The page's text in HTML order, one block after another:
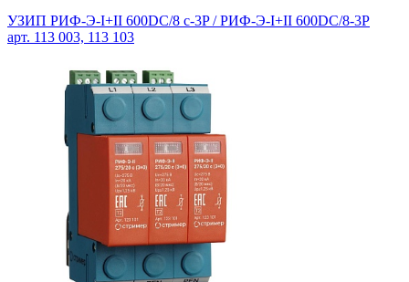
УЗИП РИФ-Э-I+II 600DC/8 с-3P / РИФ-Э-I+II 600DC/8-3P
арт. 113 003, 113 103